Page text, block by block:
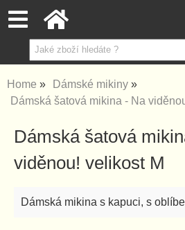
Home
Dámské mikiny
Dámská šatová mikina - Na
Dámská šatová
viděnou! velikost M
Dámská mikina s kapuci, s